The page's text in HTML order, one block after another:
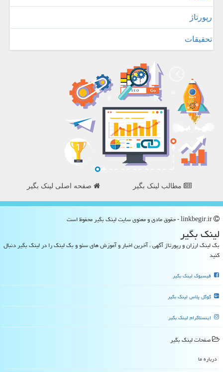
رپورتاژ
تحقیقات
مطالب لینک بگیر صفحه اصلی لینک بگیر
لینك بگیر
بک لینک ارزان و رپورتاژ آگهی ، آخرین اخبار و آموزش های سئو و بک لینک را در لینک بگیر دنبال
کنید
فیسبوک لینک بگیر
گوگل پلاس لینک بگیر
اینستاگرام لینک بگیر
صفحات لینك بگیر
درباره ما